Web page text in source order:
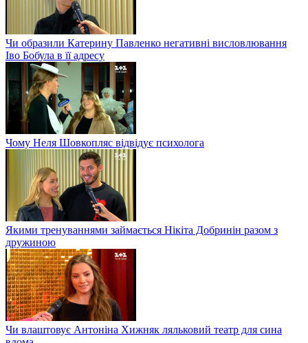
Чи образили Катерину Павленко негативні висловлювання
Іво Бобула в її адресу
Чому Неля Шовкопляс відвідує психолога
Якими тренуваннями займається Нікіта Добринін разом з
дружиною
Чи влаштовує Антоніна Хижняк ляльковий театр для сина